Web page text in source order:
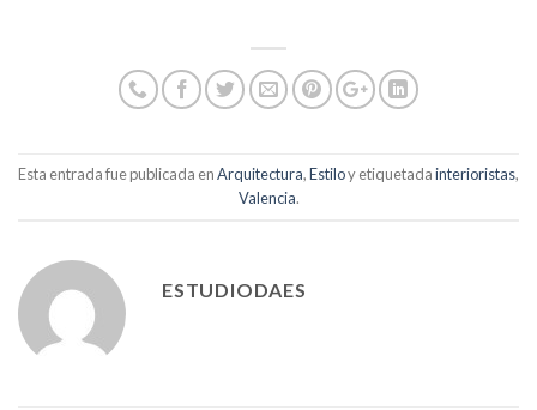
Esta entrada fue publicada enArquitectura,Estiloy etiquetadainterioristas,
Valencia.
ESTUDIODAES